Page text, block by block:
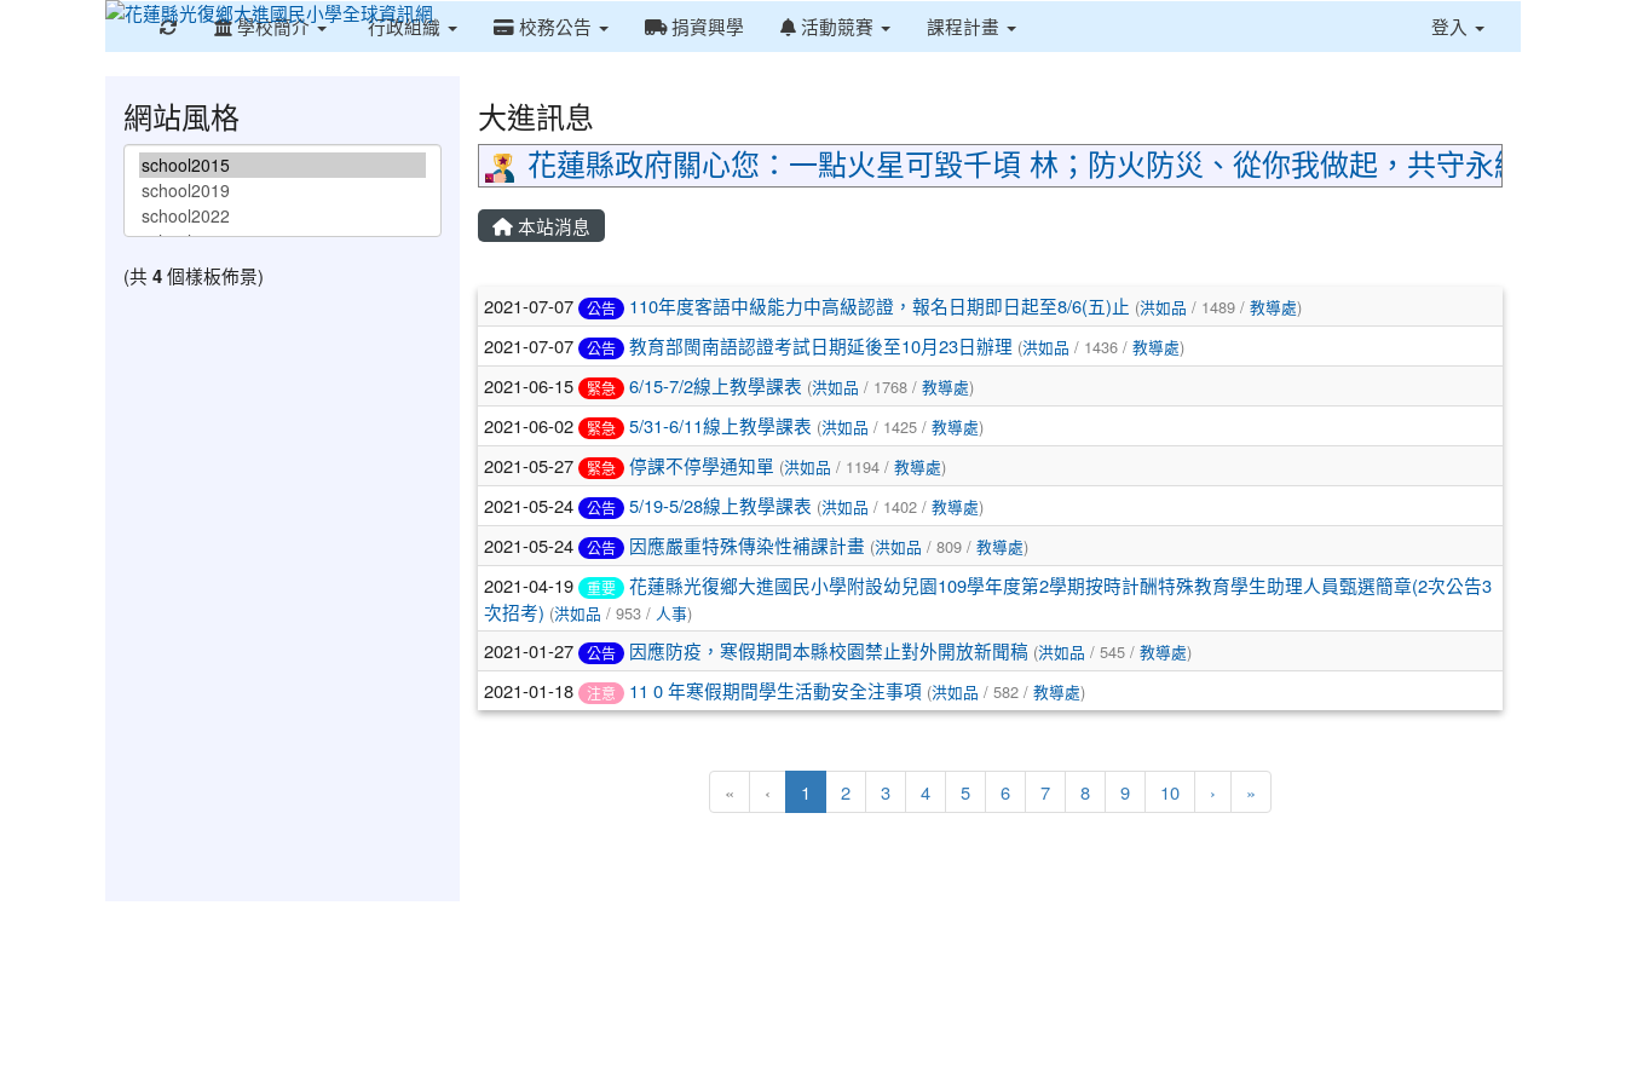
重新取得佈景設定
學校簡介 行政組織 校務公告 捐資興學 活動競賽 課程計畫 登入
大進訊息
花蓮縣政府關心您：一點火星可毀千頃 林；防火防災、從你我做起，共守永續家園
本站消息
文章列表
2021-07-07 公告 110年度客語中級能力中高級認證，報名日期即日起至8/6(五)止 (洪如品 / 1489 / 教導處)
2021-07-07 公告 教育部閩南語認證考試日期延後至10月23日辦理 (洪如品 / 1436 / 教導處)
2021-06-15 緊急 6/15-7/2線上教學課表 (洪如品 / 1768 / 教導處)
2021-06-02 緊急 5/31-6/11線上教學課表 (洪如品 / 1425 / 教導處)
2021-05-27 緊急 停課不停學通知單 (洪如品 / 1194 / 教導處)
2021-05-24 公告 5/19-5/28線上教學課表 (洪如品 / 1402 / 教導處)
2021-05-24 公告 因應嚴重特殊傳染性補課計畫 (洪如品 / 809 / 教導處)
2021-04-19 重要
花蓮縣光復鄉大進國民小學附設幼兒園109學年度第2學期按時計酬特殊教育學生助理人員甄選簡章(2次公告3
次招考) (洪如品 / 953 / 人事)
2021-01-27 公告 因應防疫，寒假期間本縣校園禁止對外開放新聞稿 (洪如品 / 545 / 教導處)
2021-01-18 注意 11 0 年寒假期間學生活動安全注事項 (洪如品 / 582 / 教導處)
« ‹ 1 (目前頁次)
2 3 4 5 6 7 8 9 10 ›下一頁
»最後頁
網站風格
(共 4個樣板佈景)